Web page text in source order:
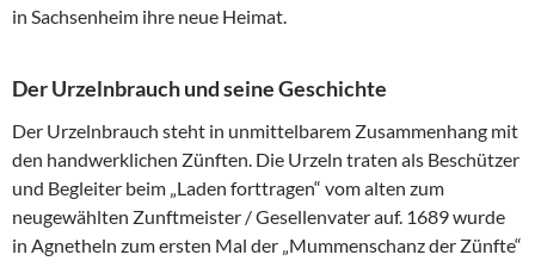
in Sachsenheim ihre neue Heimat.
Der Urzelnbrauch und seine Geschichte
Der Urzelnbrauch steht in unmittelbarem Zusammenhang mit
den handwerklichen Zünften. Die Urzeln traten als Beschützer
und Begleiter beim „Laden forttragen“ vom alten zum
neugewählten Zunftmeister / Gesellenvater auf. 1689 wurde
in Agnetheln zum ersten Mal der „Mummenschanz der Zünfte“